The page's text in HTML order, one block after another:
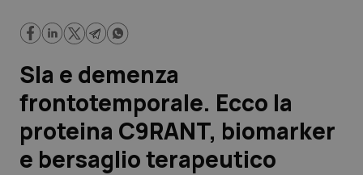
Regioni e Asl
Lavoro e Professioni
Scienza e Farmaci
Studi e Analisi
Sla e demenza
frontotemporale. Ecco la
proteina C9RANT, biomarker
e bersaglio terapeutico